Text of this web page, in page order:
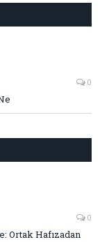
0
0
Ortak Hafızadan